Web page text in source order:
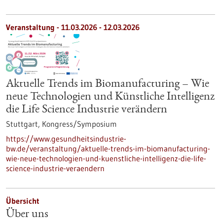
Veranstaltung - 11.03.2026 - 12.03.2026
Aktuelle Trends im Biomanufacturing – Wie
neue Technologien und Künstliche Intelligenz
die Life Science Industrie verändern
Stuttgart, Kongress/Symposium
https://www.gesundheitsindustrie-
bw.de/veranstaltung/aktuelle-trends-im-biomanufacturing-
wie-neue-technologien-und-kuenstliche-intelligenz-die-life-
science-industrie-veraendern
Übersicht
Über uns